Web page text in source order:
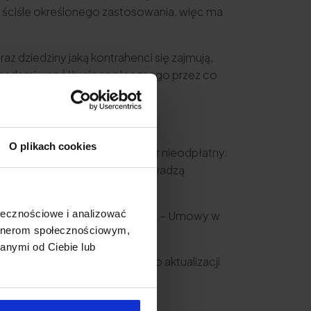
O plikach cookies
i analizować
społecznościowym,
od Ciebie lub
określonego zastosowania, więc ma
dziedziny jaką kontrahenci się zajmują,
współżycia społecznego przez co
będzie on miał charakter nieodpłatny.
branży w jakiej prowadzą
dostępny w naszym sklepie – Umowy w
otrzymujesz dostęp do aktualizacji